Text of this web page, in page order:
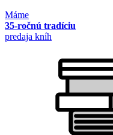
Máme
35-ročnú tradíciu
predaja kníh